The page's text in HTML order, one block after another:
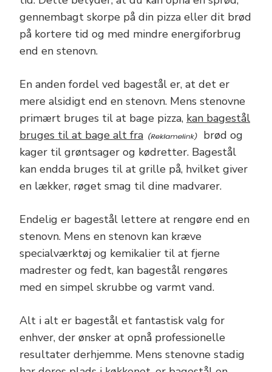
gennembagt skorpe på din pizza eller dit brød
på kortere tid og med mindre energiforbrug
end en stenovn.
En anden fordel ved bagestål er, at det er
mere alsidigt end en stenovn. Mens stenovne
primært bruges til at bage pizza, kan bagestål
bruges til at bage alt fra
brød og
kager til grøntsager og kødretter. Bagestål
kan endda bruges til at grille på, hvilket giver
en lækker, røget smag til dine madvarer.
Endelig er bagestål lettere at rengøre end en
stenovn. Mens en stenovn kan kræve
specialværktøj og kemikalier til at fjerne
madrester og fedt, kan bagestål rengøres
med en simpel skrubbe og varmt vand.
Alt i alt er bagestål et fantastisk valg for
enhver, der ønsker at opnå professionelle
resultater derhjemme. Mens stenovne stadig